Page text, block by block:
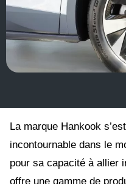
La marque Hankook
incontournable dans le
pour sa capacité à allier
offre une gamme de